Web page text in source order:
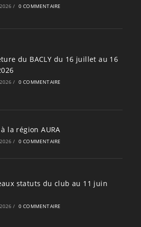
/ 0 COMMENTAIRE
du BACLY du 16 juillet au 16
/ 0 COMMENTAIRE
la région AURA
/ 0 COMMENTAIRE
statuts du club au 11 juin
/ 0 COMMENTAIRE